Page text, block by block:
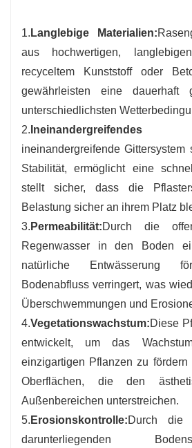
1. Langlebige Materialien:
aus hochwertigen,
recyceltem Kunststoff oder
gewährleisten eine dauerhaft
unterschiedlichsten
2.
ineinandergreifende Gittersystem
Stabilität, ermöglicht eine
stellt sicher, dass die
Belastung sicher an ihrem Platz
3. Permeabilität:Durch die
Regenwasser in den Boden
natürliche Entwässerung
Bodenabfluss verringert, was
Überschwemmungen und
4.Vegetationswachstum:Diese
entwickelt, um das
einzigartigen Pflanzen zu
Oberflächen, die den
Außenbereichen unterstreichen.
5. Erosionskontrolle:Durch die
darunterliegenden